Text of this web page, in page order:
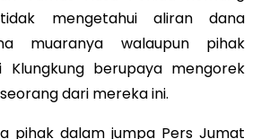
mengetahui aliran dana
muaranya walaupun pihak
Klungkung berupaya mengorek
dari mereka ini.
pihak dalam jumpa Pers Jumat